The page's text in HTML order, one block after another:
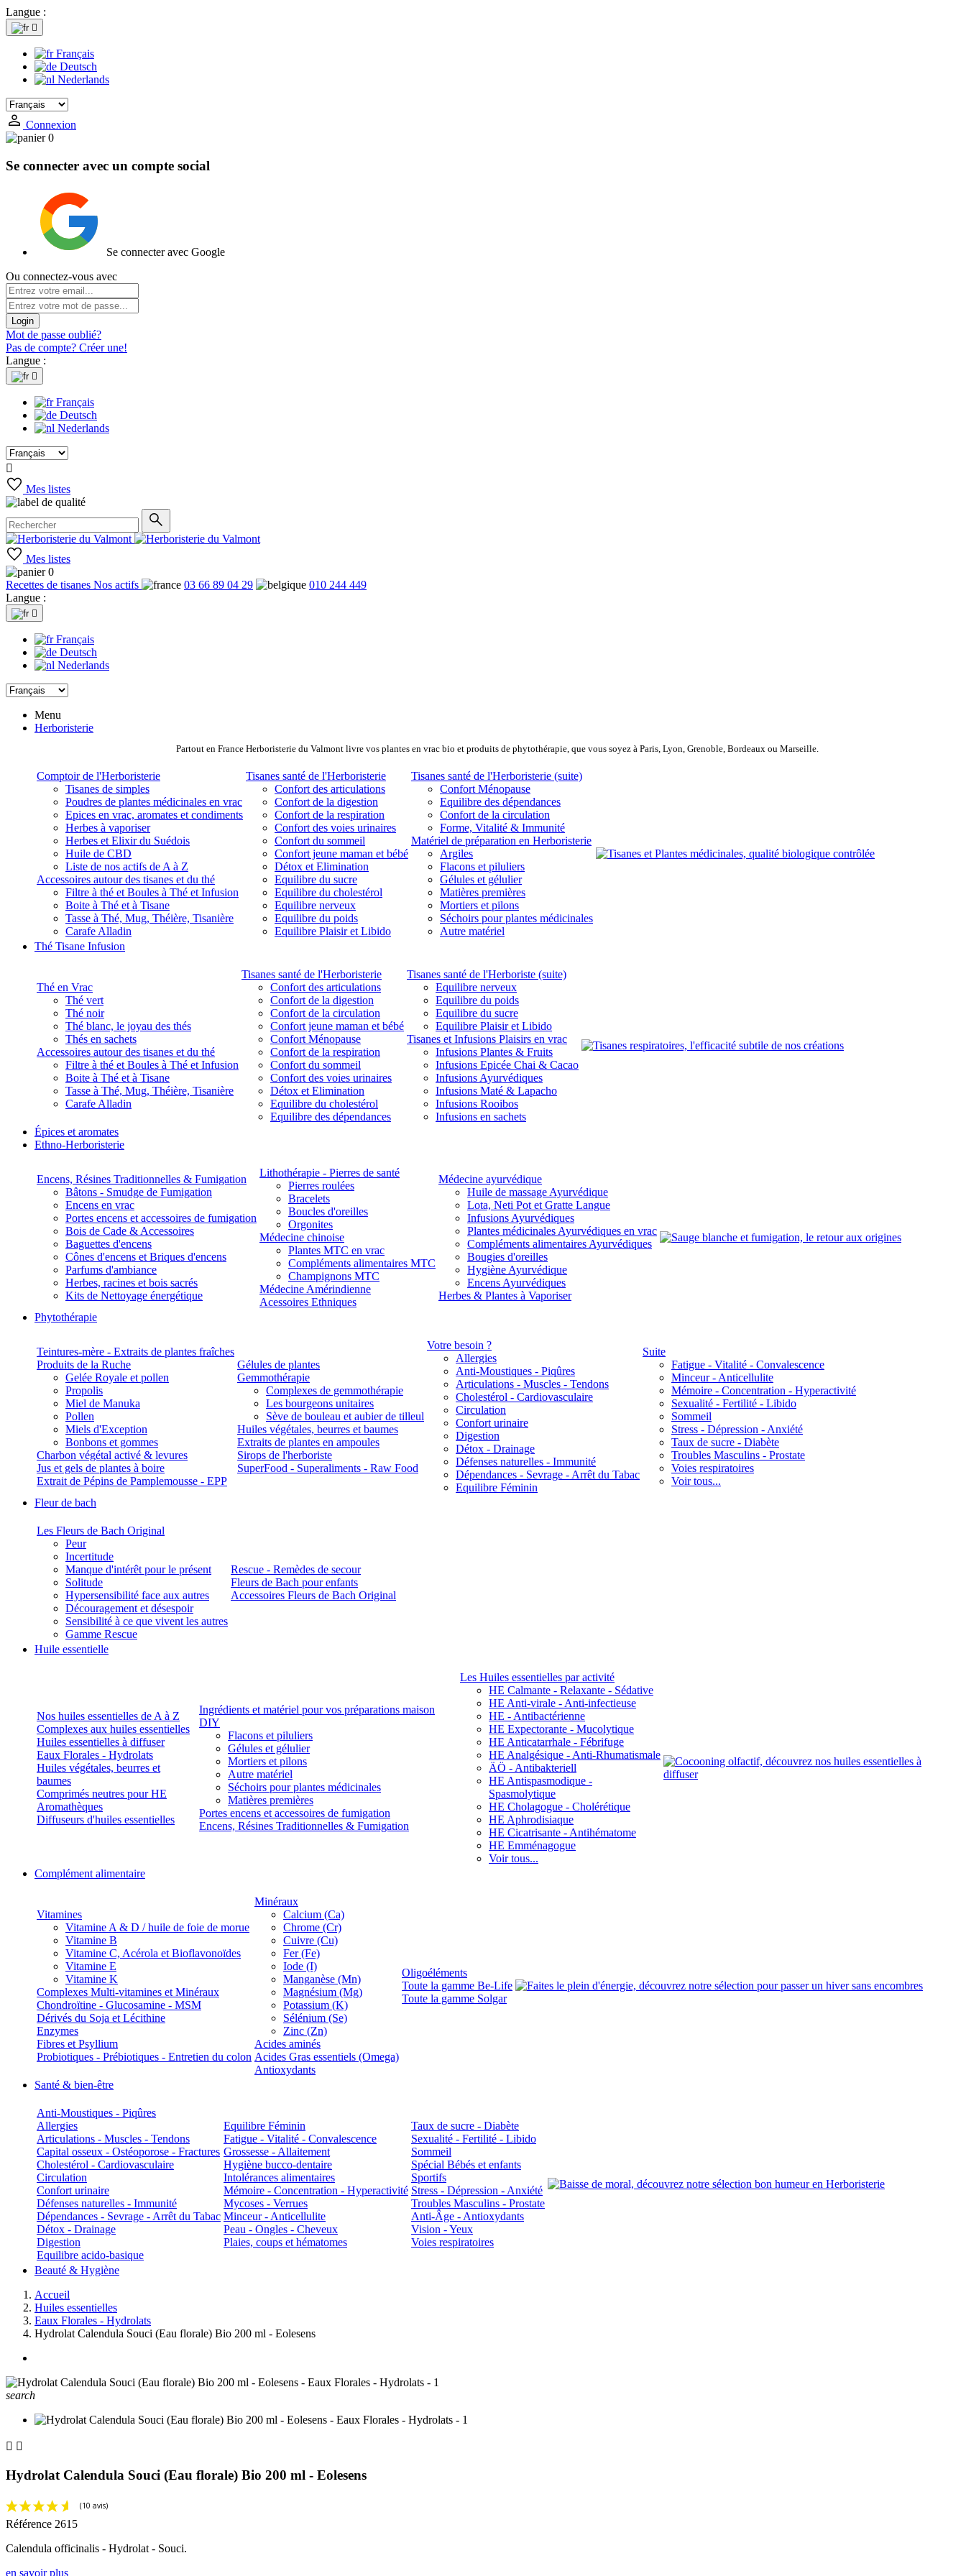
Langue :

Français
Deutsch
Nederlands
Connexion
0
Se connecter avec un compte social
Se connecter avec Google
Ou connectez-vous avec
Login
Mot de passe oublié?
Pas de compte? Créer une!
Langue :

Français
Deutsch
Nederlands

Mes listes
Mes listes
0
Recettes de tisanes Nos actifs 03 66 89 04 29
010 244 449
Langue :

Français
Deutsch
Nederlands
Menu
Herboristerie
Partout en France Herboristerie du Valmont livre vos plantes en vrac bio et produits de phytothérapie, que vous soyez à Paris, Lyon, Grenoble, Bordeaux ou Marseille.
Comptoir de l'Herboristerie
Tisanes de simples
Poudres de plantes médicinales en vrac
Epices en vrac, aromates et condiments
Herbes à vaporiser
Herbes et Elixir du Suédois
Huile de CBD
Liste de nos actifs de A à Z
Accessoires autour des tisanes et du thé
Filtre à thé et Boules à Thé et Infusion
Boite à Thé et à Tisane
Tasse à Thé, Mug, Théière, Tisanière
Carafe Alladin
Tisanes santé de l'Herboristerie
Confort des articulations
Confort de la digestion
Confort de la respiration
Confort des voies urinaires
Confort du sommeil
Confort jeune maman et bébé
Détox et Elimination
Equilibre du sucre
Equilibre du cholestérol
Equilibre nerveux
Equilibre du poids
Equilibre Plaisir et Libido
Tisanes santé de l'Herboristerie (suite)
Confort Ménopause
Equilibre des dépendances
Confort de la circulation
Forme, Vitalité & Immunité
Matériel de préparation en Herboristerie
Argiles
Flacons et piluliers
Gélules et gélulier
Matières premières
Mortiers et pilons
Séchoirs pour plantes médicinales
Autre matériel
Thé Tisane Infusion
Thé en Vrac
Thé vert
Thé noir
Thé blanc, le joyau des thés
Thés en sachets
Accessoires autour des tisanes et du thé
Filtre à thé et Boules à Thé et Infusion
Boite à Thé et à Tisane
Tasse à Thé, Mug, Théière, Tisanière
Carafe Alladin
Tisanes santé de l'Herboristerie
Confort des articulations
Confort de la digestion
Confort de la circulation
Confort jeune maman et bébé
Confort Ménopause
Confort de la respiration
Confort du sommeil
Confort des voies urinaires
Détox et Elimination
Equilibre du cholestérol
Equilibre des dépendances
Tisanes santé de l'Herboriste (suite)
Equilibre nerveux
Equilibre du poids
Equilibre du sucre
Equilibre Plaisir et Libido
Tisanes et Infusions Plaisirs en vrac
Infusions Plantes & Fruits
Infusions Epicée Chai & Cacao
Infusions Ayurvédiques
Infusions Maté & Lapacho
Infusions Rooibos
Infusions en sachets
Épices et aromates
Ethno-Herboristerie
Encens, Résines Traditionnelles & Fumigation
Bâtons - Smudge de Fumigation
Encens en vrac
Portes encens et accessoires de fumigation
Bois de Cade & Accessoires
Baguettes d'encens
Cônes d'encens et Briques d'encens
Parfums d'ambiance
Herbes, racines et bois sacrés
Kits de Nettoyage énergétique
Lithothérapie - Pierres de santé
Pierres roulées
Bracelets
Boucles d'oreilles
Orgonites
Médecine chinoise
Plantes MTC en vrac
Compléments alimentaires MTC
Champignons MTC
Médecine Amérindienne
Acessoires Ethniques
Médecine ayurvédique
Huile de massage Ayurvédique
Lota, Neti Pot et Gratte Langue
Infusions Ayurvédiques
Plantes médicinales Ayurvédiques en vrac
Compléments alimentaires Ayurvédiques
Bougies d'oreilles
Hygiène Ayurvédique
Encens Ayurvédiques
Herbes & Plantes à Vaporiser
Phytothérapie
Teintures-mère - Extraits de plantes fraîches
Produits de la Ruche
Gelée Royale et pollen
Propolis
Miel de Manuka
Pollen
Miels d'Exception
Bonbons et gommes
Charbon végétal activé & levures
Jus et gels de plantes à boire
Extrait de Pépins de Pamplemousse - EPP
Gélules de plantes
Gemmothérapie
Complexes de gemmothérapie
Les bourgeons unitaires
Sève de bouleau et aubier de tilleul
Huiles végétales, beurres et baumes
Extraits de plantes en ampoules
Sirops de l'herboriste
SuperFood - Superaliments - Raw Food
Votre besoin ?
Allergies
Anti-Moustiques - Piqûres
Articulations - Muscles - Tendons
Cholestérol - Cardiovasculaire
Circulation
Confort urinaire
Digestion
Détox - Drainage
Défenses naturelles - Immunité
Dépendances - Sevrage - Arrêt du Tabac
Equilibre Féminin
Suite
Fatigue - Vitalité - Convalescence
Minceur - Anticellulite
Mémoire - Concentration - Hyperactivité
Sexualité - Fertilité - Libido
Sommeil
Stress - Dépression - Anxiété
Taux de sucre - Diabète
Troubles Masculins - Prostate
Voies respiratoires
Voir tous...
Fleur de bach
Les Fleurs de Bach Original
Peur
Incertitude
Manque d'intérêt pour le présent
Solitude
Hypersensibilité face aux autres
Découragement et désespoir
Sensibilité à ce que vivent les autres
Gamme Rescue
Rescue - Remèdes de secour
Fleurs de Bach pour enfants
Accessoires Fleurs de Bach Original
Huile essentielle
Nos huiles essentielles de A à Z
Complexes aux huiles essentielles
Huiles essentielles à diffuser
Eaux Florales - Hydrolats
Huiles végétales, beurres et
baumes
Comprimés neutres pour HE
Aromathèques
Diffuseurs d'huiles essentielles
Ingrédients et matériel pour vos préparations maison
DIY
Flacons et piluliers
Gélules et gélulier
Mortiers et pilons
Autre matériel
Séchoirs pour plantes médicinales
Matières premières
Portes encens et accessoires de fumigation
Encens, Résines Traditionnelles & Fumigation
Les Huiles essentielles par activité
HE Calmante - Relaxante - Sédative
HE Anti-virale - Anti-infectieuse
HE - Antibactérienne
HE Expectorante - Mucolytique
HE Anticatarrhale - Fébrifuge
HE Analgésique - Anti-Rhumatismale
ÄÖ - Antibakteriell
HE Antispasmodique -
Spasmolytique
HE Cholagogue - Cholérétique
HE Aphrodisiaque
HE Cicatrisante - Antihématome
HE Emménagogue
Voir tous...
Complément alimentaire
Vitamines
Vitamine A & D / huile de foie de morue
Vitamine B
Vitamine C, Acérola et Bioflavonoïdes
Vitamine E
Vitamine K
Complexes Multi-vitamines et Minéraux
Chondroïtine - Glucosamine - MSM
Dérivés du Soja et Lécithine
Enzymes
Fibres et Psyllium
Probiotiques - Prébiotiques - Entretien du colon
Minéraux
Calcium (Ca)
Chrome (Cr)
Cuivre (Cu)
Fer (Fe)
Iode (I)
Manganèse (Mn)
Magnésium (Mg)
Potassium (K)
Sélénium (Se)
Zinc (Zn)
Acides aminés
Acides Gras essentiels (Omega)
Antioxydants
Oligoéléments
Toute la gamme Be-Life
Toute la gamme Solgar
Santé & bien-être
Anti-Moustiques - Piqûres
Allergies
Articulations - Muscles - Tendons
Capital osseux - Ostéoporose - Fractures
Cholestérol - Cardiovasculaire
Circulation
Confort urinaire
Défenses naturelles - Immunité
Dépendances - Sevrage - Arrêt du Tabac
Détox - Drainage
Digestion
Equilibre acido-basique
Equilibre Féminin
Fatigue - Vitalité - Convalescence
Grossesse - Allaitement
Hygiène bucco-dentaire
Intolérances alimentaires
Mémoire - Concentration - Hyperactivité
Mycoses - Verrues
Minceur - Anticellulite
Peau - Ongles - Cheveux
Plaies, coups et hématomes
Taux de sucre - Diabète
Sexualité - Fertilité - Libido
Sommeil
Spécial Bébés et enfants
Sportifs
Stress - Dépression - Anxiété
Troubles Masculins - Prostate
Anti-Âge - Antioxydants
Vision - Yeux
Voies respiratoires
Beauté & Hygiène
Accueil
Huiles essentielles
Eaux Florales - Hydrolats
Hydrolat Calendula Souci (Eau florale) Bio 200 ml - Eolesens
search
 
Hydrolat Calendula Souci (Eau florale) Bio 200 ml - Eolesens
Référence 2615
Calendula officinalis - Hydrolat - Souci.
en savoir plus